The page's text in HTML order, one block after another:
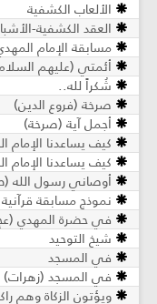
الألعاب الكشفية
العقد الكشفية-
مسابقة الإمام
أئمتي (عليهم
شُكراً لله..
صرخة (فروع الدين)
أجمل آية (صرخة)
كيف يساعدنا الإمام
كيف يساعدنا الإمام
أوصاني رسول الله
نموذج مسابقة
في حضرة المهدي
شيخ التوحيد
في المسجد
في المسجد (زهرات)
ويؤتون الزكاة وهم